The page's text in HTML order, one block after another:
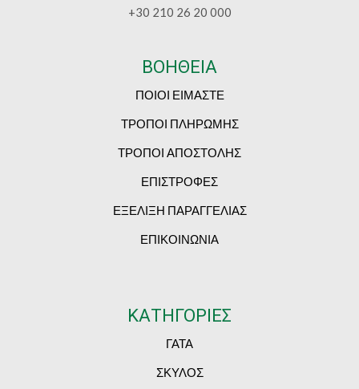
+30 210 26 20 000
ΒΟΗΘΕΙΑ
ΠΟΙΟΙ ΕΙΜΑΣΤΕ
ΤΡΟΠΟΙ ΠΛΗΡΩΜΗΣ
ΤΡΟΠΟΙ ΑΠΟΣΤΟΛΗΣ
ΕΠΙΣΤΡΟΦΕΣ
ΕΞΕΛΙΞΗ ΠΑΡΑΓΓΕΛΙΑΣ
ΕΠΙΚΟΙΝΩΝΙΑ
ΚΑΤΗΓΟΡΙΕΣ
ΓΑΤΑ
ΣΚΥΛΟΣ